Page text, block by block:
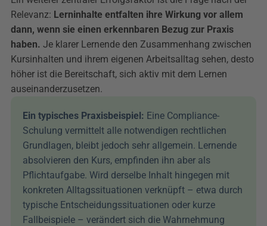
Relevanz: Lerninhalte entfalten ihre Wirkung vor allem
dann, wenn sie einen erkennbaren Bezug zur Praxis
haben. Je klarer Lernende den Zusammenhang zwischen
Kursinhalten und ihrem eigenen Arbeitsalltag sehen, desto
höher ist die Bereitschaft, sich aktiv mit dem Lernen
auseinanderzusetzen.
Ein typisches Praxisbeispiel: Eine Compliance-
Schulung vermittelt alle notwendigen rechtlichen
Grundlagen, bleibt jedoch sehr allgemein. Lernende
absolvieren den Kurs, empfinden ihn aber als
Pflichtaufgabe. Wird derselbe Inhalt hingegen mit
konkreten Alltagssituationen verknüpft – etwa durch
typische Entscheidungssituationen oder kurze
Fallbeispiele – verändert sich die Wahrnehmung